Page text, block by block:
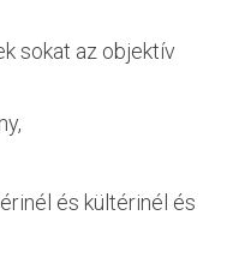
sokat az objektív
és kültérinél és